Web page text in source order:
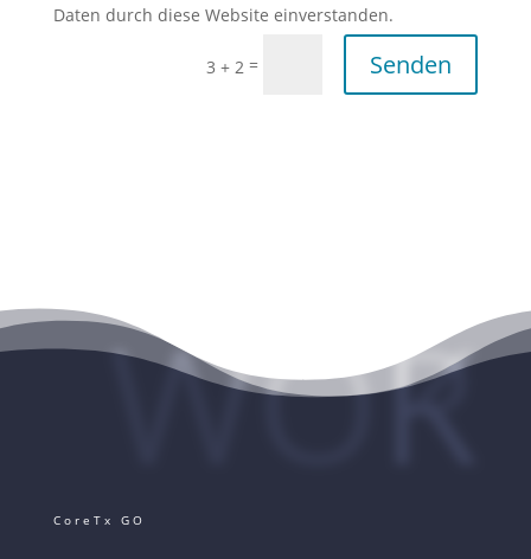
Daten durch diese Website einverstanden.
3 + 2 = Senden
WORK
CoreTx GO